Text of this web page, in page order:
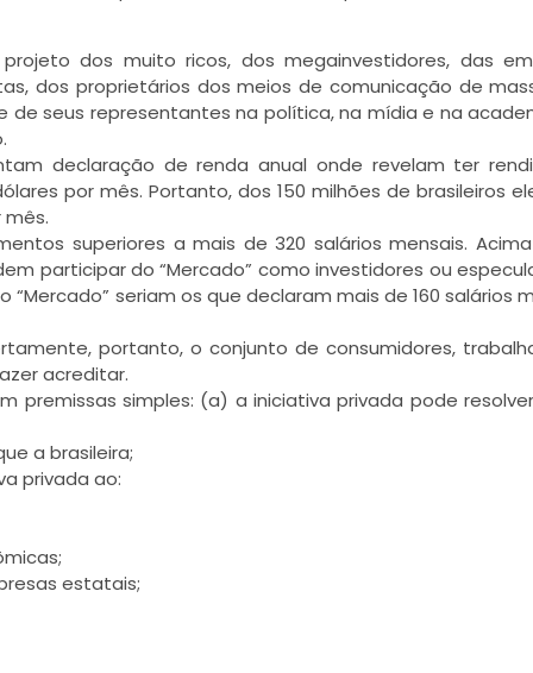
dos muito ricos, dos megainvestidores, das
dos proprietários dos meios de comunicação de
de seus representantes na política, na mídia e na
declaração de renda anual onde revelam ter
por mês. Portanto, dos 150 milhões de brasileiros
mês.
superiores a mais de 320 salários mensais.
participar do “Mercado” como investidores ou
seriam os que declaram mais de 160 salários
portanto, o conjunto de consumidores,
acreditar.
premissas simples: (a) a iniciativa privada pode
a brasileira;
privada ao:
estatais;